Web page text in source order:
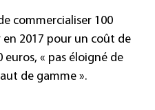
commercialiser 100
2017 pour un coût de
« pas éloigné de
de gamme ».